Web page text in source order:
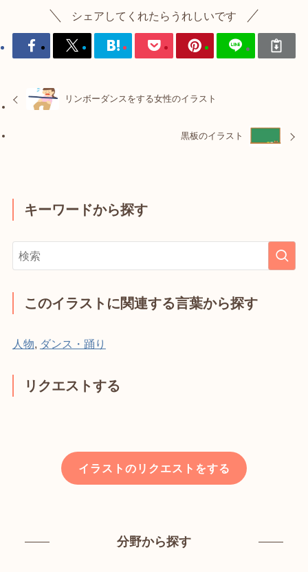
シェアしてくれたらうれしいです
リンボーダンスをする女性のイラスト
黒板のイラスト
キーワードから探す
このイラストに関連する言葉から探す
人物 ダンス・踊り
リクエストする
イラストのリクエストをする
分野から探す